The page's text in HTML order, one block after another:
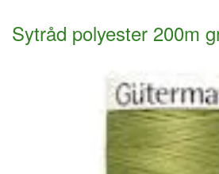
Sytråd polyester 200m